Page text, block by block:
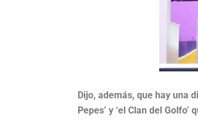
Dijo, además, que hay una
Pepes’ y ‘el Clan del